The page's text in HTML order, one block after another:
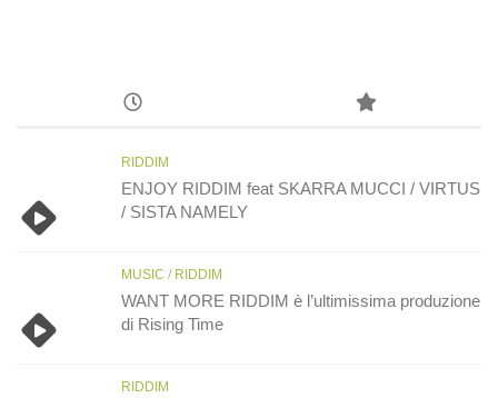
RIDDIM
ENJOY RIDDIM feat SKARRA MUCCI / VIRTUS
/ SISTA NAMELY
MUSIC / RIDDIM
WANT MORE RIDDIM è l’ultimissima produzione
di Rising Time
RIDDIM